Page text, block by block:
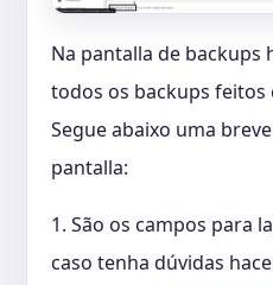
Na pantalla de backups
todos os backups feitos
Segue abaixo uma
pantalla:
1. São os campos para
caso tenha dúvidas